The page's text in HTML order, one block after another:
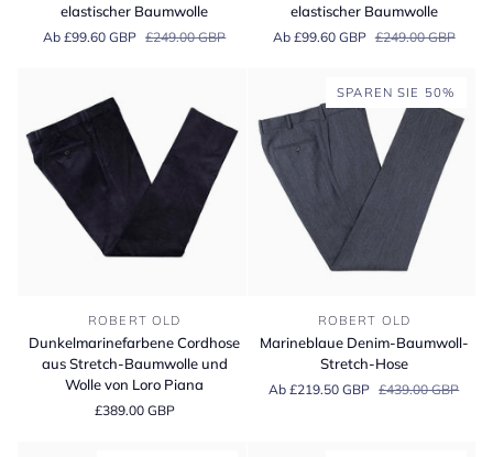
Baumwolle
elastischer Baumwolle
Ab £99.60 GBP £249.00 GBP
Baumwolle
elastischer Baumwolle
Ab £99.60 GBP £249.00 GBP
Dunkelmarinefarbene
Cordhose
Stretch-
ROBERT OLD
Dunkelmarinefarbene Cordhose
aus Stretch-Baumwolle und
Wolle von Loro Piana
£389.00 GBP
SPAREN SIE 50%
Marineblaue
Denim-
Baumwoll-
Hose
ROBERT OLD
Marineblaue Denim-Baumwoll-
Stretch-Hose
Ab £219.50 GBP £439.00 GBP